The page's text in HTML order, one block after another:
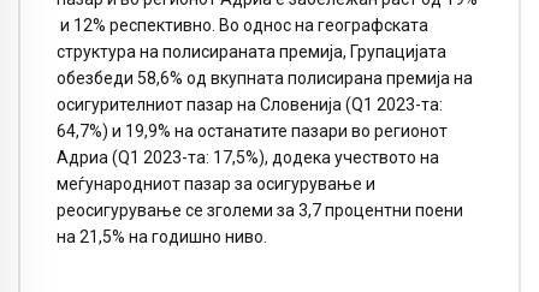
и 12% респективно. Во однос на географската
структура на полисираната премија, Групацијата
обезбеди 58,6% од вкупната полисирана премија на
осигурителниот пазар на Словенија (Q1 2023-та:
64,7%) и 19,9% на останатите пазари во регионот
Адриа (Q1 2023-та: 17,5%), додека учеството на
меѓународниот пазар за осигурување и
реосигурување се зголеми за 3,7 процентни поени
на 21,5% на годишно ниво.